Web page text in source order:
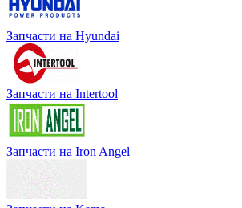
Запчасти на Hyundai
Запчасти на Intertool
Запчасти на Iron Angel